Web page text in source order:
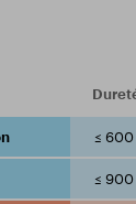
≤ 600
≤ 900